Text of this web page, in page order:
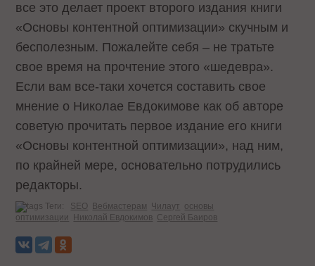
все это делает проект второго издания книги
«Основы контентной оптимизации» скучным и
бесполезным. Пожалейте себя – не тратьте
свое время на прочтение этого «шедевра».
Если вам все-таки хочется составить свое
мнение о Николае Евдокимове как об авторе
советую прочитать первое издание его книги
«Основы контентной оптимизации», над ним,
по крайней мере, основательно потрудились
редакторы.
Теги: SEO Вебмастерам Чилаут основы
оптимизации Николай Евдокимов Сергей Баиров